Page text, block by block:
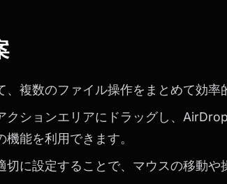
複数のファイル操作をまとめて効率
クションエリアにドラッグし、
能を利用できます。
に設定することで、マウスの移動や